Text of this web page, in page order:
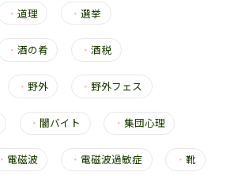
・道理 ・選挙
・酒の肴 ・酒税
・野外 ・野外フェス
・闇バイト ・ 集団心理
・ 電磁波 ・ 電磁波過敏症 ・ 靴